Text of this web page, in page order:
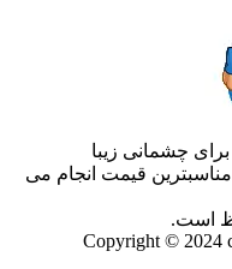
چشمانی زیبا
قیمت انجام می
است.
Copyright © 2024